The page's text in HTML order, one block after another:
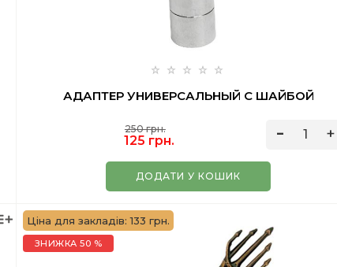
АДАПТЕР УНИВЕРСАЛЬНЫЙ С ШАЙБОЙ
250 грн.
125 грн.
ДОДАТИ У КОШИК
Ціна для закладів: 133 грн.
ЗНИЖКА 50 %